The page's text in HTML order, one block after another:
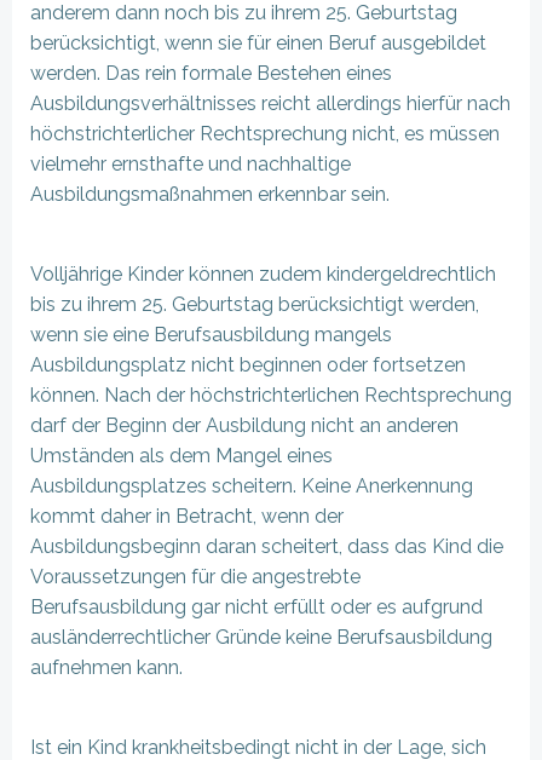
anderem dann noch bis zu ihrem 25. Geburtstag
berücksichtigt, wenn sie für einen Beruf ausgebildet
werden. Das rein formale Bestehen eines
Ausbildungsverhältnisses reicht allerdings hierfür nach
höchstrichterlicher Rechtsprechung nicht, es müssen
vielmehr ernsthafte und nachhaltige
Ausbildungsmaßnahmen erkennbar sein.
Volljährige Kinder können zudem kindergeldrechtlich
bis zu ihrem 25. Geburtstag berücksichtigt werden,
wenn sie eine Berufsausbildung mangels
Ausbildungsplatz nicht beginnen oder fortsetzen
können. Nach der höchstrichterlichen Rechtsprechung
darf der Beginn der Ausbildung nicht an anderen
Umständen als dem Mangel eines
Ausbildungsplatzes scheitern. Keine Anerkennung
kommt daher in Betracht, wenn der
Ausbildungsbeginn daran scheitert, dass das Kind die
Voraussetzungen für die angestrebte
Berufsausbildung gar nicht erfüllt oder es aufgrund
ausländerrechtlicher Gründe keine Berufsausbildung
aufnehmen kann.
Ist ein Kind krankheitsbedingt nicht in der Lage, sich